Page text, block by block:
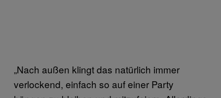
„Nach außen klingt das natürlich immer
verlockend, einfach so auf einer Party